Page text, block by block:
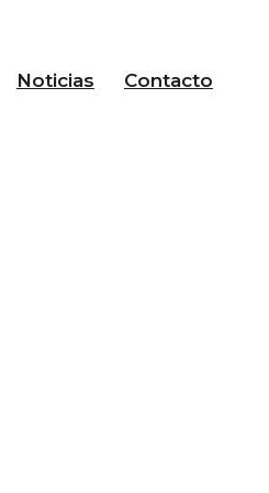
Noticias Contacto